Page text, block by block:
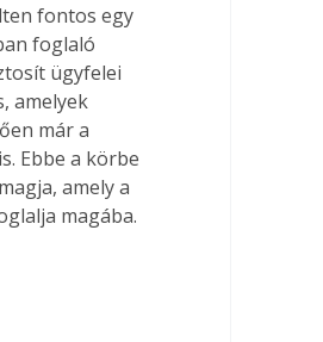
fontos egy
foglaló
ügyfelei
amelyek
már a
Ebbe a körbe
amely a
magába.